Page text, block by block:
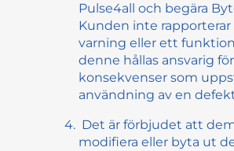
Pulse4all och begära
Kunden inte rapporterar
varning eller ett
denne hållas ansvarig
konsekvenser som
användning av en
Det är förbjudet att
modifiera eller byta ut